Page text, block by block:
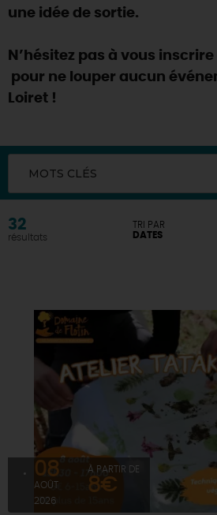
TOUT
une idée de sortie.
N’hésitez pas à vous
pour ne louper aucun
Loiret !
MOTS CLÉS
32
résultats
TRI PAR
DATES
08
AOÛT
2026
À PARTIR DE
8€